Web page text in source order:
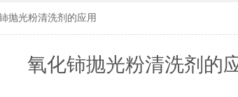
抛光粉清洗剂的应用
氧化铈抛光粉清洗剂的